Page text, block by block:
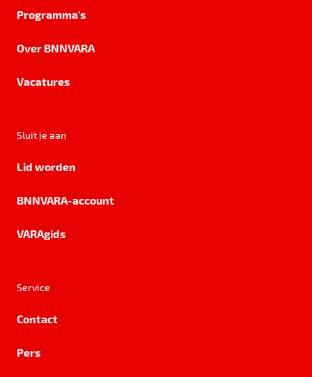
Programma's
Over BNNVARA
Vacatures
Sluit je aan
Lid worden
BNNVARA-account
VARAgids
Service
Contact
Pers